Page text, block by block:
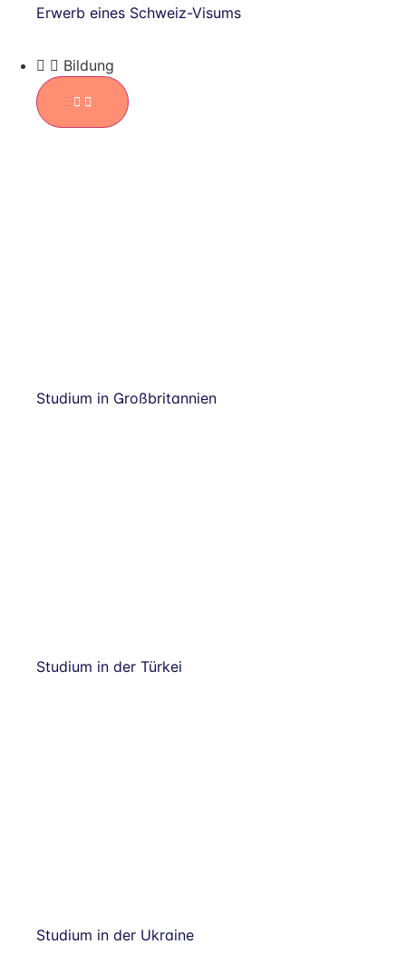
Erwerb eines Schweiz-Visums
Bildung
Studium in Großbritannien
Studium in der Türkei
Studium in der Ukraine